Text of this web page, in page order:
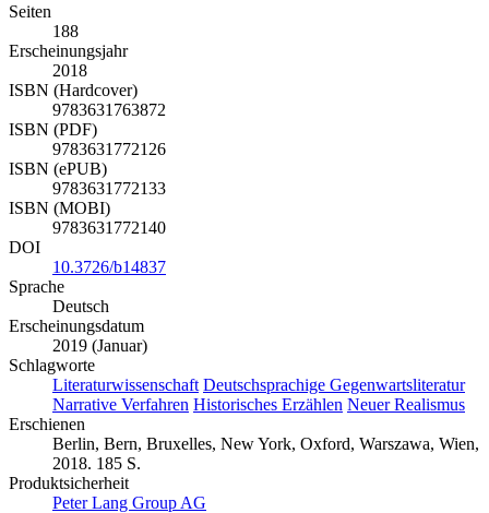
Seiten
188
Erscheinungsjahr
2018
ISBN (Hardcover)
9783631763872
ISBN (PDF)
9783631772126
ISBN (ePUB)
9783631772133
ISBN (MOBI)
9783631772140
DOI
10.3726/b14837
Sprache
Deutsch
Erscheinungsdatum
2019 (Januar)
Schlagworte
Literaturwissenschaft Deutschsprachige Gegenwartsliteratur
Narrative Verfahren Historisches Erzählen Neuer Realismus
Erschienen
Berlin, Bern, Bruxelles, New York, Oxford, Warszawa, Wien,
2018. 185 S.
Produktsicherheit
Peter Lang Group AG